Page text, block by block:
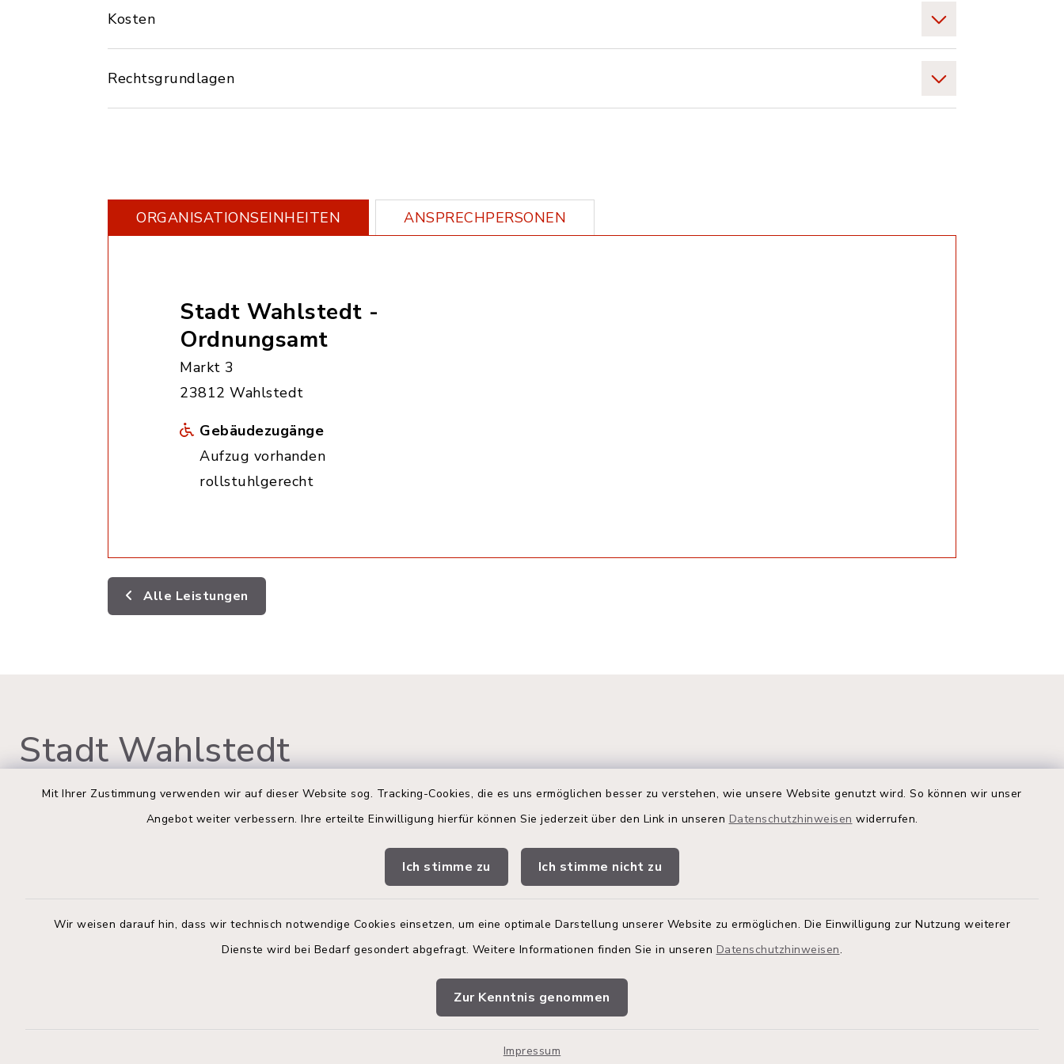
Mit Ihrer Zustimmung verwenden wir auf dieser Website sog. Tracking-Cookies, die es uns ermöglichen besser zu verstehen, wie unsere Website genutzt wird. So können wir unser
Angebot weiter verbessern. Ihre erteilte Einwilligung hierfür können Sie jederzeit über den Link in unseren Datenschutzhinweisen widerrufen.
Ich stimme zu Ich stimme nicht zu
Wir weisen darauf hin, dass wir technisch notwendige Cookies einsetzen, um eine optimale Darstellung unserer Website zu ermöglichen. Die Einwilligung zur Nutzung weiterer
Dienste wird bei Bedarf gesondert abgefragt. Weitere Informationen finden Sie in unseren Datenschutzhinweisen.
Zur Kenntnis genommen
Impressum
Kosten
Rechtsgrundlagen
ORGANISATIONS­EINHEITEN ANSPRECHPERSONEN
Stadt Wahlstedt -
Ordnungsamt
Markt 3
23812 Wahlstedt
Gebäudezugänge
Aufzug vorhanden
rollstuhlgerecht
Alle Leistungen
Stadt Wahlstedt
Rathaus Wahlstedt
04554 701-0
Öffnungszeiten
Montag bis Donnerstag:
Donnerstag zusätzlich:
14:00-18:00 Uhr
Terminbuchung
Buchen Sie Ihren Termin!
einen Termin im Rathaus zu
vereinbaren.
Online-Termin im Rathaus
vereinbaren.
Quicklinks